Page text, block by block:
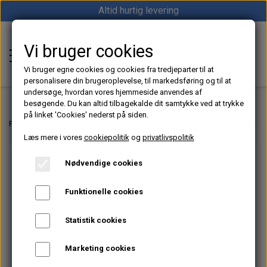
Altid hurtig levering
Shop12volt
Hjem
Autoterm dieselfyr
1852 Diesel Bådvarmer
Strøm
Vind/Sol
Forside
Vi bruger cookies
Vi bruger egne cookies og cookies fra tredjeparter til at
personalisere din brugeroplevelse, til markedsføring og til at
undersøge, hvordan vores hjemmeside anvendes af
besøgende. Du kan altid tilbagekalde dit samtykke ved at trykke
på linket 'Cookies' nederst på siden.
Læs mere i vores cookiepolitikog privatlivspolitik
Nødvendige cookies
Funktionelle cookies
Statistik cookies
Marketing cookies